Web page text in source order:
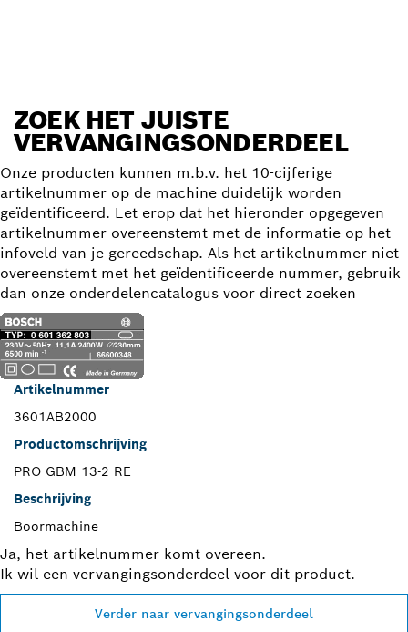
ZOEK HET JUISTE
VERVANGINGSONDERDEEL
Onze producten kunnen m.b.v. het 10-cijferige
artikelnummer op de machine duidelijk worden
geïdentificeerd. Let erop dat het hieronder opgegeven
artikelnummer overeenstemt met de informatie op het
infoveld van je gereedschap. Als het artikelnummer niet
overeenstemt met het geïdentificeerde nummer, gebruik
dan onze onderdelencatalogus voor direct zoeken
Artikelnummer
3601AB2000
Productomschrijving
PRO GBM 13-2 RE
Beschrijving
Boormachine
Ja, het artikelnummer komt overeen.
Ik wil een vervangingsonderdeel voor dit product.
Verder naar vervangingsonderdeel